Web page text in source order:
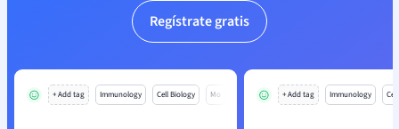
Regístrate gratis
+ Add tag Immunology Cell Biology Mo + Add tag Immunology